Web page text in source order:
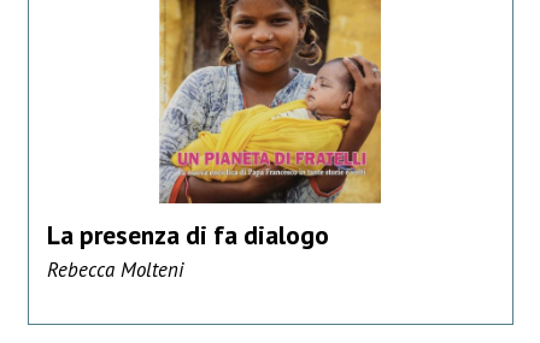
La presenza di fa dialogo
Rebecca Molteni